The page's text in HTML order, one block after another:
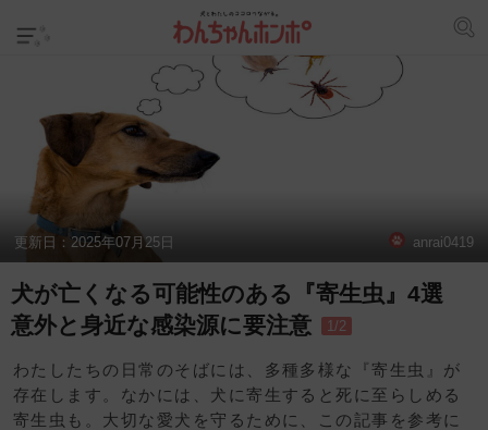
更新日： 2025年07月25日 anrai0419
犬が亡くなる可能性のある『寄生虫』4選
意外と身近な感染源に要注意
1/2
わたしたちの日常のそばには、多種多様な『寄生虫』が
存在します。なかには、犬に寄生すると死に至らしめる
寄生虫も。大切な愛犬を守るために、この記事を参考に